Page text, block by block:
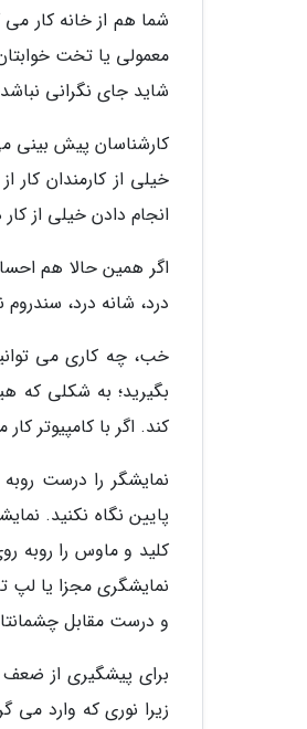
شما هم از خانه کار می
معمولی یا تخت
شاید جای نگرانی
کارشناسان پیش بینی
خیلی از کارمندان
انجام دادن خیلی از
اگر همین حالا هم
درد، شانه درد،
خب، چه کاری می
بگیرید؛ به شکلی که
کند. اگر با کامپیوتر کار می کنید، باید به این 10
نمایشگر را درست
پایین نگاه نکنید.
کلید و ماوس را روبه
نمایشگری مجزا یا لپ
و درست مقابل
برای پیشگیری از ضعف
زیرا نوری که وارد می